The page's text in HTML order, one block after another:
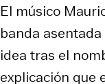
El músico
banda
idea tras el
explicación que